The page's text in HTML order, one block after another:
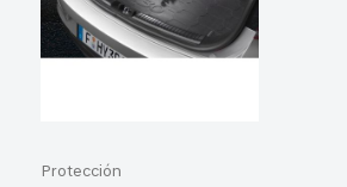
Protección